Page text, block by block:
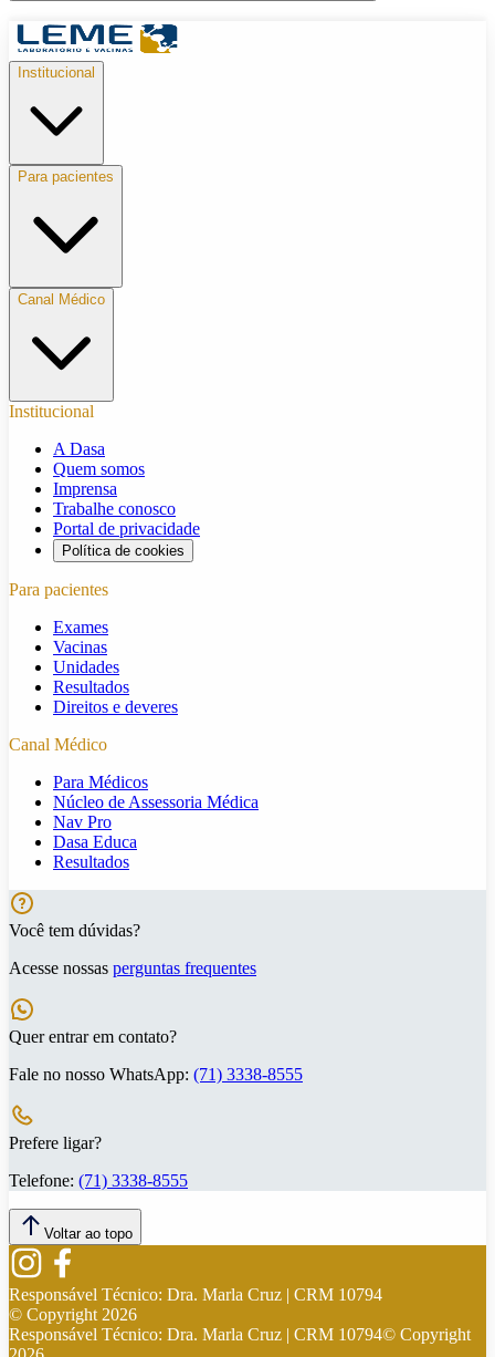
Institucional
Para pacientes
Canal Médico
Institucional
A Dasa
Quem somos
Imprensa
Trabalhe conosco
Portal de privacidade
Política de cookies
Para pacientes
Exames
Vacinas
Unidades
Resultados
Direitos e deveres
Canal Médico
Para Médicos
Núcleo de Assessoria Médica
Nav Pro
Dasa Educa
Resultados
Você tem dúvidas?
Acesse nossas perguntas frequentes
Quer entrar em contato?
Fale no nosso WhatsApp: (71) 3338-8555
Prefere ligar?
Telefone: (71) 3338-8555
Voltar ao topo
Responsável Técnico: Dra. Marla Cruz | CRM 10794
© Copyright 2026
Responsável Técnico: Dra. Marla Cruz | CRM 10794© Copyright